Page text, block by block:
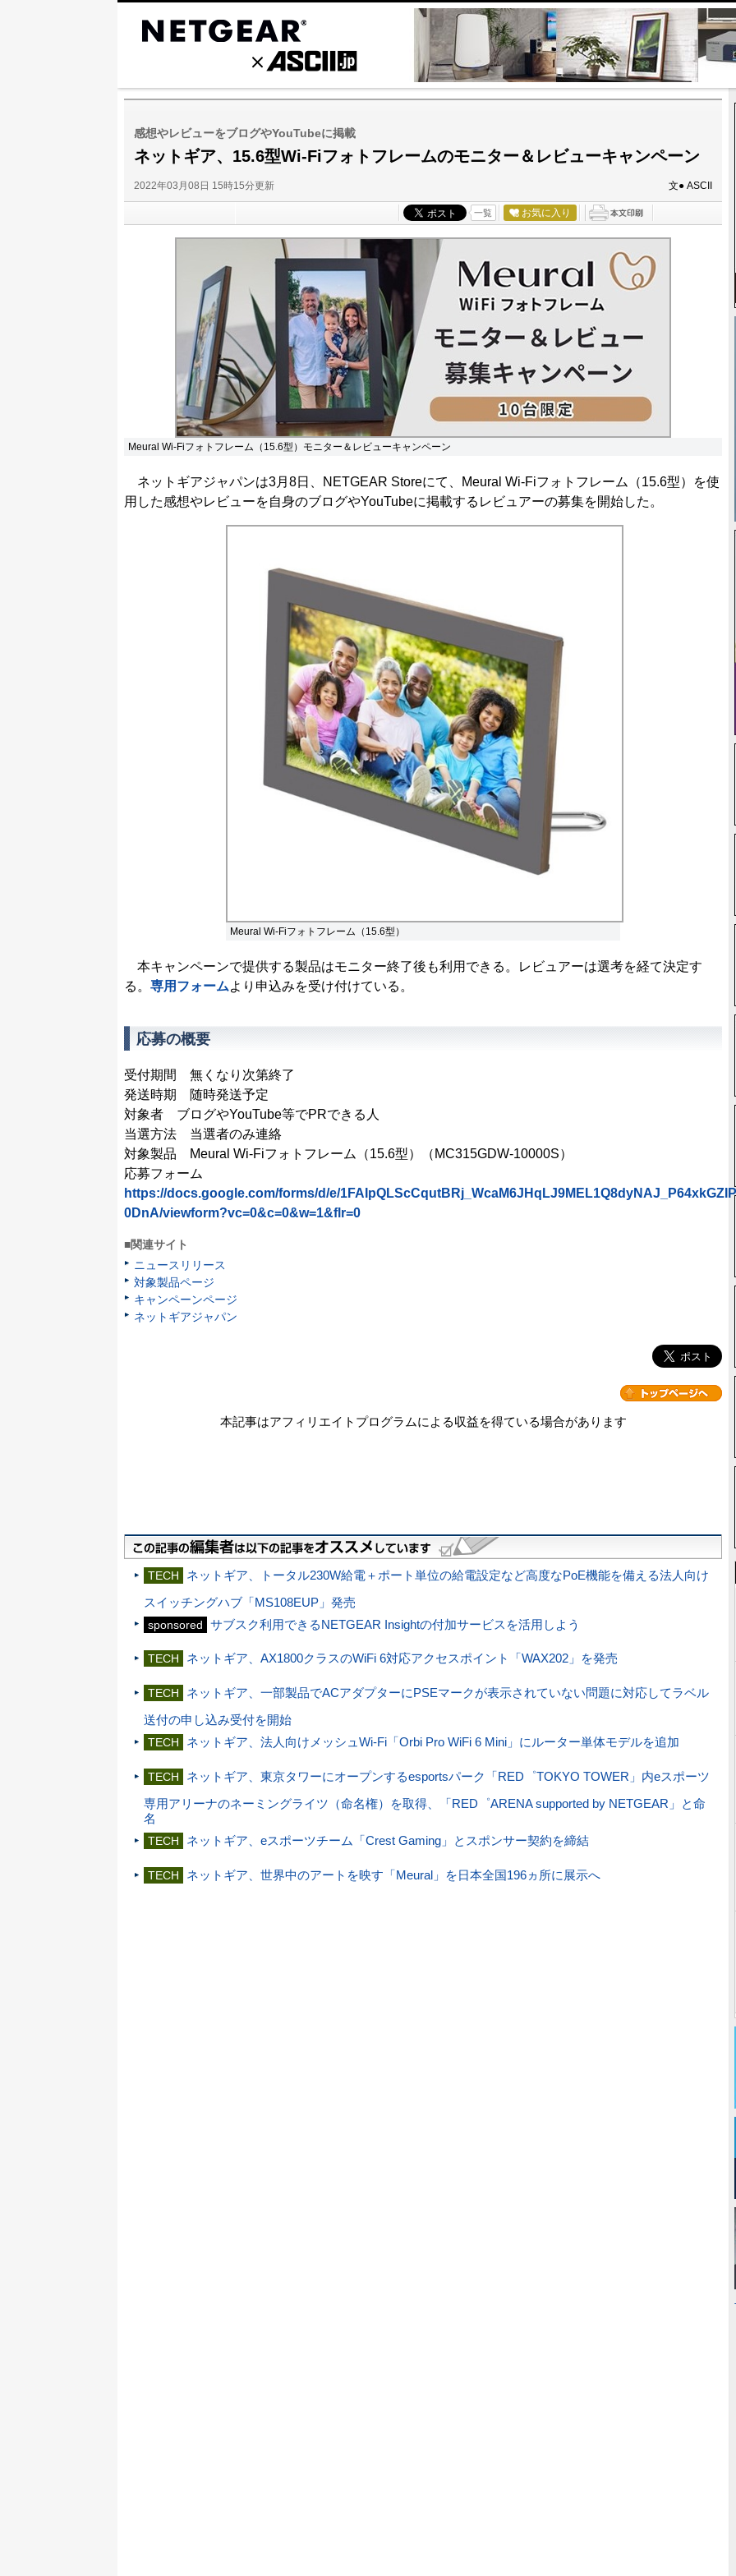
感想やレビューをブログやYouTubeに掲載
ネットギア、15.6型Wi-Fiフォトフレームのモニター＆レビューキャンペーン
2022年03月08日 15時15分更新 文● ASCII
一覧 お気に入り
Meural Wi-Fiフォトフレーム（15.6型）モニター＆レビューキャンペーン
ネットギアジャパンは3月8日、NETGEAR Storeにて、Meural Wi-Fiフォトフレーム（15.6型）を使
用した感想やレビューを自身のブログやYouTubeに掲載するレビュアーの募集を開始した。
Meural Wi-Fiフォトフレーム（15.6型）
本キャンペーンで提供する製品はモニター終了後も利用できる。レビュアーは選考を経て決定す
る。 専用フォームより申込みを受け付けている。
応募の概要
受付期間 無くなり次第終了
発送時期 随時発送予定
対象者 ブログやYouTube等でPRできる人
当選方法 当選者のみ連絡
対象製品 Meural Wi-Fiフォトフレーム（15.6型）（MC315GDW-10000S）
応募フォーム
https://docs.google.com/forms/d/e/
0DnA/viewform?vc=0&c=0&w=1&flr=0
■関連サイト
ニュースリリース
対象製品ページ
キャンペーンページ
ネットギアジャパン
本記事はアフィリエイトプログラムによる収益を得ている場合があります
TECH
ネットギア、トータル230W給電＋ポート単位の給電設定など高度なPoE機能を備える法人向け
スイッチングハブ「MS108EUP」発売
sponsored サブスク利用できるNETGEAR Insightの付加サービスを活用しよう
TECH ネットギア、AX1800クラスのWiFi 6対応アクセスポイント「WAX202」を発売
TECH
ネットギア、一部製品でACアダプターにPSEマークが表示されていない問題に対応してラベル
送付の申し込み受付を開始
TECH ネットギア、法人向けメッシュWi-Fi「Orbi Pro WiFi 6 Mini」にルーター単体モデルを追加
TECH
ネットギア、東京タワーにオープンするesportsパーク「RED゜TOKYO TOWER」内eスポーツ
専用アリーナのネーミングライツ（命名権）を取得、「RED゜ARENA supported by NETGEAR」と命
名
TECH ネットギア、eスポーツチーム「Crest Gaming」とスポンサー契約を締結
TECH ネットギア、世界中のアートを映す「Meural」を日本全国196ヵ所に展示へ